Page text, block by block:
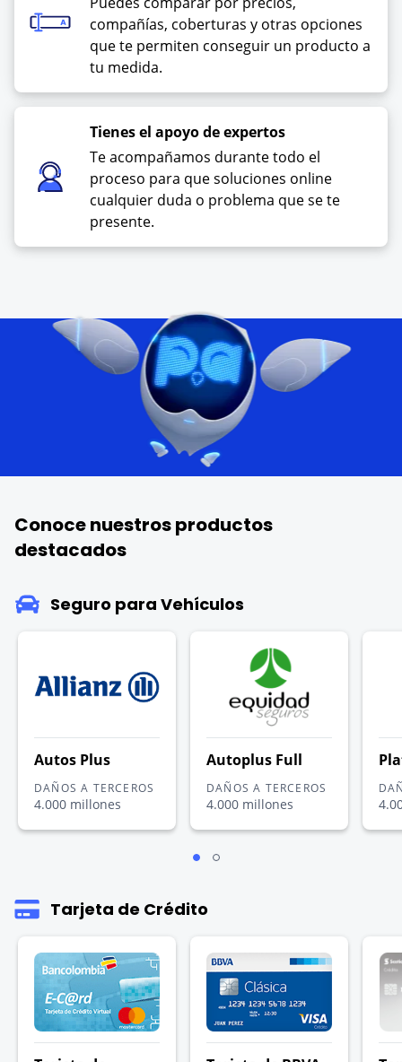
compañías, coberturas y otras opciones
que te permiten conseguir un producto a
tu medida.
Tienes el apoyo de expertos
Te acompañamos durante todo el
proceso para que soluciones online
cualquier duda o problema que se te
presente.
Conoce nuestros productos
destacados
Seguro para Vehículos
Autos Plus
DAÑOS A TERCEROS
4.000 millones
Autoplus Full
DAÑOS A TERCEROS
4.000 millones
Tarjeta de Crédito